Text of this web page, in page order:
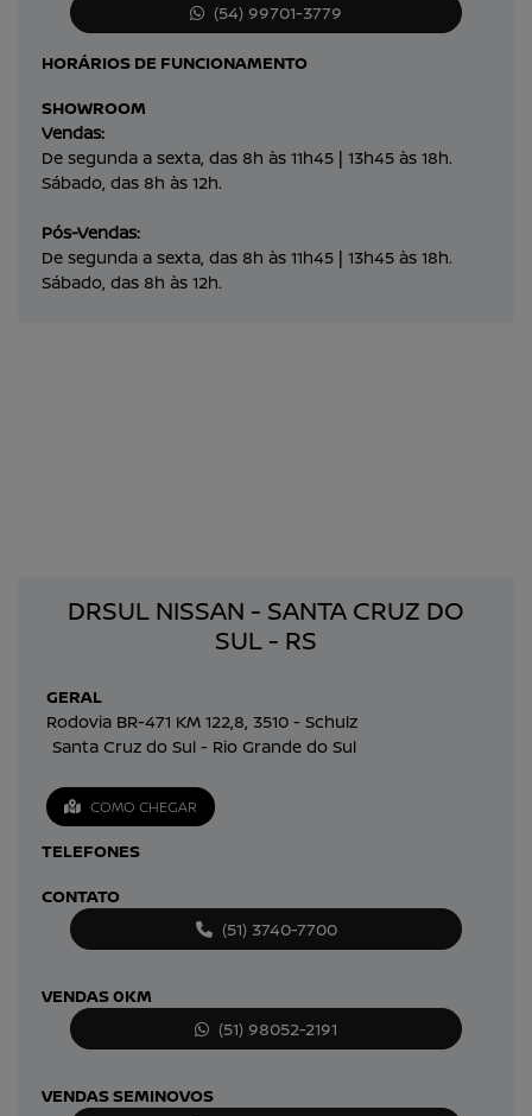
(54) 99701-3779
HORÁRIOS DE FUNCIONAMENTO
SHOWROOM
Vendas:
De segunda a sexta, das 8h às 11h45 | 13h45 às 18h.
Sábado, das 8h às 12h.
Pós-Vendas:
De segunda a sexta, das 8h às 11h45 | 13h45 às 18h.
Sábado, das 8h às 12h.
DRSUL NISSAN - SANTA CRUZ DO
SUL - RS
GERAL
Rodovia BR-471 KM 122,8, 3510 - Schulz
Santa Cruz do Sul - Rio Grande do Sul
COMO CHEGAR
TELEFONES
CONTATO
(51) 3740-7700
VENDAS 0KM
(51) 98052-2191
VENDAS SEMINOVOS